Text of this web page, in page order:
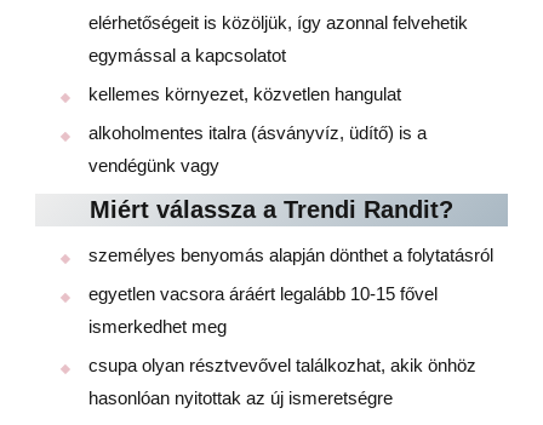
elérhetőségeit is közöljük, így azonnal felvehetik
egymással a kapcsolatot
kellemes környezet, közvetlen hangulat
alkoholmentes italra (ásványvíz, üdítő) is a
vendégünk vagy
Miért válassza a Trendi Randit?
személyes benyomás alapján dönthet a folytatásról
egyetlen vacsora áráért legalább 10-15 fővel
ismerkedhet meg
csupa olyan résztvevővel találkozhat, akik önhöz
hasonlóan nyitottak az új ismeretségre